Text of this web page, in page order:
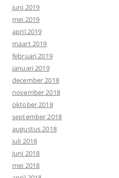
juni 2019
mei 2019
april 2019
maart 2019
februari 2019
januari 2019
december 2018
november 2018
oktober 2018
september 2018
augustus 2018
juli 2018
juni 2018
mei 2018